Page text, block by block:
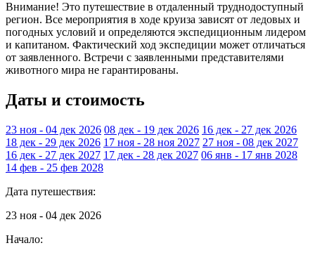
Внимание! Это путешествие в отдаленный труднодоступный
регион. Все мероприятия в ходе круиза зависят от ледовых и
погодных условий и определяются экспедиционным лидером
и капитаном. Фактический ход экспедиции может отличаться
от заявленного. Встречи с заявленными представителями
животного мира не гарантированы.
Даты и стоимость
23 ноя - 04 дек 2026 08 дек - 19 дек 2026 16 дек - 27 дек 2026
18 дек - 29 дек 2026 17 ноя - 28 ноя 2027 27 ноя - 08 дек 2027
16 дек - 27 дек 2027 17 дек - 28 дек 2027 06 янв - 17 янв 2028
14 фев - 25 фев 2028
Дата путешествия:
23 ноя - 04 дек 2026
Начало: